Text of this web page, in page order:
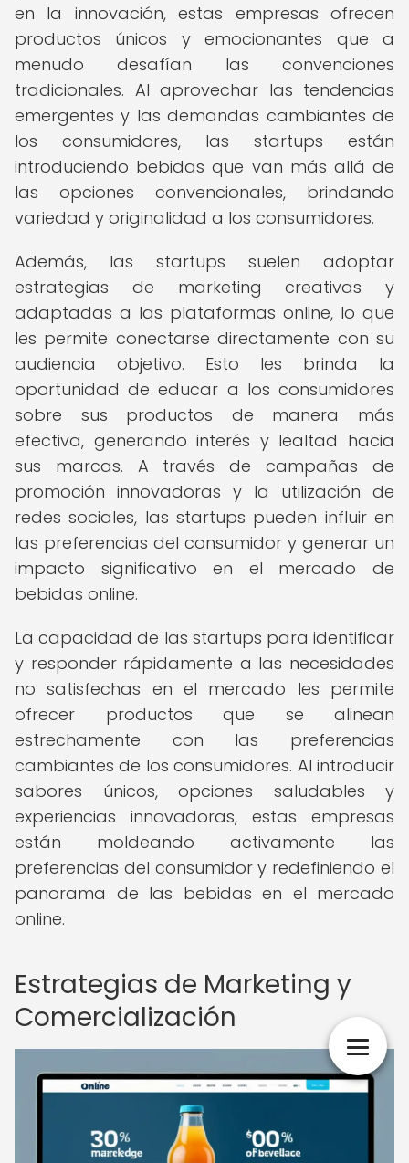
en la innovación, estas empresas ofrecen
productos únicos y emocionantes que a
menudo desafían las convenciones
tradicionales. Al aprovechar las tendencias
emergentes y las demandas cambiantes de
los consumidores, las startups están
introduciendo bebidas que van más allá de
las opciones convencionales, brindando
variedad y originalidad a los consumidores.
Además, las startups suelen adoptar
estrategias de marketing creativas y
adaptadas a las plataformas online, lo que
les permite conectarse directamente con su
audiencia objetivo. Esto les brinda la
oportunidad de educar a los consumidores
sobre sus productos de manera más
efectiva, generando interés y lealtad hacia
sus marcas. A través de campañas de
promoción innovadoras y la utilización de
redes sociales, las startups pueden influir en
las preferencias del consumidor y generar un
impacto significativo en el mercado de
bebidas online.
La capacidad de las startups para identificar
y responder rápidamente a las necesidades
no satisfechas en el mercado les permite
ofrecer productos que se alinean
estrechamente con las preferencias
cambiantes de los consumidores. Al introducir
sabores únicos, opciones saludables y
experiencias innovadoras, estas empresas
están moldeando activamente las
preferencias del consumidor y redefiniendo el
panorama de las bebidas en el mercado
online.
Estrategias de Marketing y
Comercialización